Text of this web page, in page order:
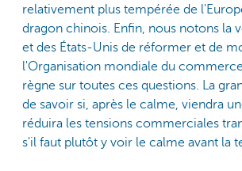
relativement plus tempérée de
dragon chinois. Enfin, nous notons la
et des États-Unis de réformer et de
l'Organisation mondiale du
règne sur toutes ces questions. La
de savoir si, après le calme, viendra
réduira les tensions commerciales
s'il faut plutôt y voir le calme avant la